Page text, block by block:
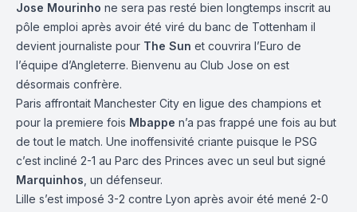
Jose Mourinho ne sera pas resté bien longtemps inscrit au
pôle emploi après avoir été viré du banc de Tottenham il
devient journaliste pour The Sun et couvrira l’Euro de
l’équipe d’Angleterre. Bienvenu au Club Jose on est
désormais confrère.
Paris affrontait Manchester City en ligue des champions et
pour la premiere fois Mbappe n’a pas frappé une fois au but
de tout le match. Une inoffensivité criante puisque le PSG
c’est incliné 2-1 au Parc des Princes avec un seul but signé
Marquinhos , un défenseur.
Lille s’est imposé 3-2 contre Lyon après avoir été mené 2-0